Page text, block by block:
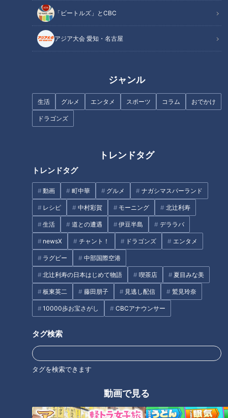
「ビートルズ」とCBC
アジア大会 愛知・名古屋
ジャンル
生活 グルメ エンタメ スポーツ コラム おでかけ
ドラゴンズ
トレンドタグ
トレンドタグ
動画 町中華 グルメ ナガシマスパーランド
レシピ 中村彩賀 モーニング 北辻利寿
生活 道との遭遇 伊豆半島 デララバ
newsX チャント！ ドラゴンズ エンタメ
ラグビー 中部国際空港
北辻利寿の日本はじめて物語 喫茶店 夏目みな美
板東英二 藤田朋子 見逃し配信 鷲見玲奈
10000歩お宝さがし CBCアナウンサー
タグ検索
タグを検索できます
動画で見る
中日OB・川上憲伸、佐々木朗希
投手が先発から抑えになった理
された柳裕也の決意
罵声を拍手へ。中日・又吉が誓
うフル回転。新フォームで打者
に立ち向かう
“たまたまのホームランではな
昂弥 試行錯誤の末に見つけた答
えとは？
根尾が打ち、石橋が守り、高橋
宏斗が投げた！若手ドラゴンズ
躍動の東京遠征
憲伸激白！苦手はリリーフ陣が
万全過ぎた阪神戦！“JFKが投げ
る前の江草クンとか橋本クンが
良かったのよ！”
タグ
とある妄想しがちなファンのドラゴンズ見聞録 小笠原慎之介
オススメ関連コンテンツ